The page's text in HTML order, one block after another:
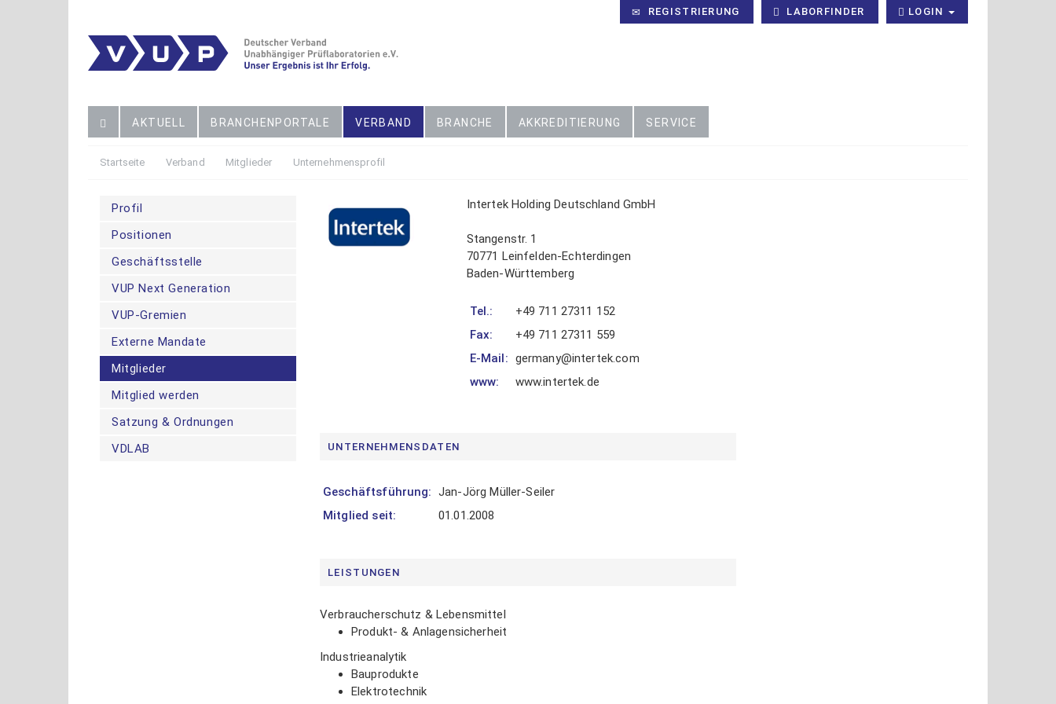
AKTUELL BRANCHENPORTALE VERBAND BRANCHE AKKREDITIERUNG SERVICE
REGISTRIERUNG LABORFINDER LOGIN
Startseite Verband Mitglieder Unternehmensprofil
Profil
Positionen
Geschäftsstelle
VUP Next Generation
VUP-Gremien
Externe Mandate
Mitglieder
Mitglied werden
Satzung & Ordnungen
VDLAB
Intertek Holding Deutschland GmbH
Stangenstr. 1
70771 Leinfelden-Echterdingen
Baden-Württemberg
Tel.:
+49 711 27311 152
Fax:
+49 711 27311 559
E-Mail: germany@intertek.com
www:
www.intertek.de
UNTERNEHMENSDATEN
Geschäftsführung: Jan-Jörg Müller-Seiler
Mitglied seit:
01.01.2008
LEISTUNGEN
Verbraucherschutz & Lebensmittel
Produkt- & Anlagensicherheit
Industrieanalytik
Bauprodukte
Elektrotechnik
Dieser Bereich ist unseren Mitgliedern
vorbehalten. Noch kein Mitglied? Erfahren Sie
alles über Ihre Vorteile als Mitglied im VUP.
LOGIN
Mitglied werden